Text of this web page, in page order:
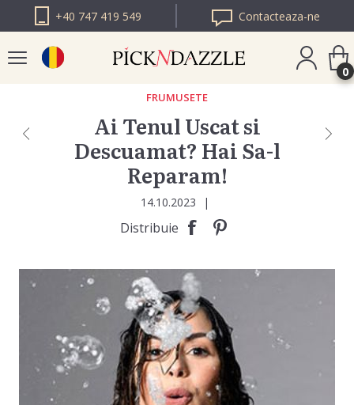
+40 747 419 549 Contacteaza-ne
PICK N DAZZLE
BULGARIA
PICK N DAZZLE
0
FRUMUSETE
Ai Tenul Uscat si
Descuamat? Hai Sa-l
Reparam!
14.10.2023 |
Distribuie